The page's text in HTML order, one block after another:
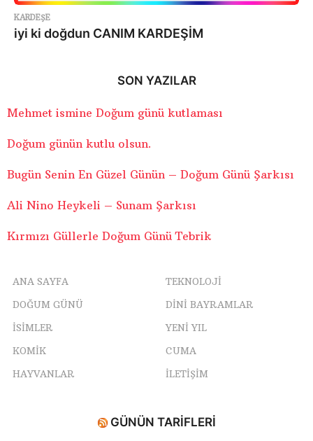
KARDEŞE
iyi ki doğdun CANIM KARDEŞİM
SON YAZILAR
Mehmet ismine Doğum günü kutlaması
Doğum günün kutlu olsun.
Bugün Senin En Güzel Günün – Doğum Günü Şarkısı
Ali Nino Heykeli – Sunam Şarkısı
Kırmızı Güllerle Doğum Günü Tebrik
ANA SAYFA
DOĞUM GÜNÜ
ISIMLER
KOMIK
HAYVANLAR
TEKNOLOJI
DINI BAYRAMLAR
YENI YIL
CUMA
İLETIŞIM
GÜNÜN TARIFLERI